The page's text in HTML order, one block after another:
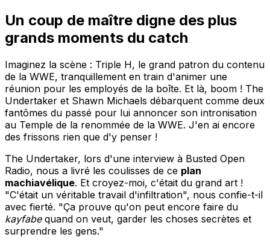
Un coup de maître digne des plus
grands moments du catch
Imaginez la scène : Triple H, le grand patron du contenu
de la WWE, tranquillement en train d'animer une
réunion pour les employés de la boîte. Et là, boom ! The
Undertaker et Shawn Michaels débarquent comme deux
fantômes du passé pour lui annoncer son intronisation
au Temple de la renommée de la WWE. J'en ai encore
des frissons rien que d'y penser !
The Undertaker, lors d'une interview à Busted Open
Radio, nous a livré les coulisses de ce plan
machiavélique. Et croyez-moi, c'était du grand art !
"C'était un véritable travail d'infiltration", nous confie-t-il
avec fierté. "Ça prouve qu'on peut encore faire du
kayfabequand on veut, garder les choses secrètes et
surprendre les gens."